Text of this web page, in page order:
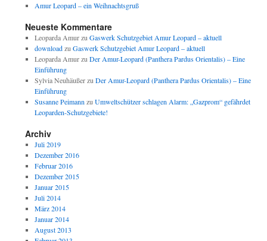
Amur Leopard – ein Weihnachtsgruß
Neueste Kommentare
Leoparda Amurzu Gaswerk Schutzgebiet Amur Leopard – aktuell
downloadzu Gaswerk Schutzgebiet Amur Leopard – aktuell
Leoparda Amurzu Der Amur-Leopard (Panthera Pardus Orientalis) – Eine
Einführung
Sylvia Neuhäußerzu Der Amur-Leopard (Panthera Pardus Orientalis) – Eine
Einführung
Susanne Peimann zu Umweltschützer schlagen Alarm: „Gazprom“ gefährdet
Leoparden-Schutzgebiete!
Archiv
Juli 2019
Dezember 2016
Februar 2016
Dezember 2015
Januar 2015
Juli 2014
März 2014
Januar 2014
August 2013